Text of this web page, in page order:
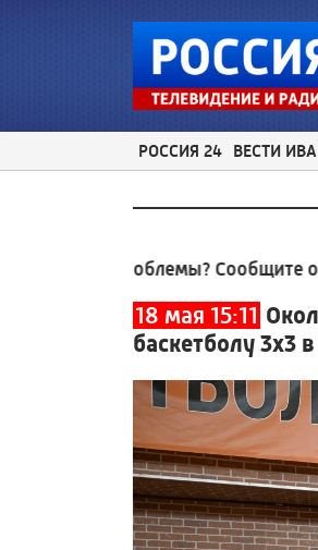
РОССИЯ 24 ВЕСТИ
проблемы? Сообщите о них!
18 мая 15:11
баскетболу 3x3